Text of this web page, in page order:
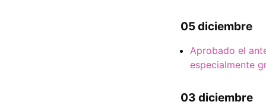
05 diciembre
Aprobado el
especialmente
03 diciembre